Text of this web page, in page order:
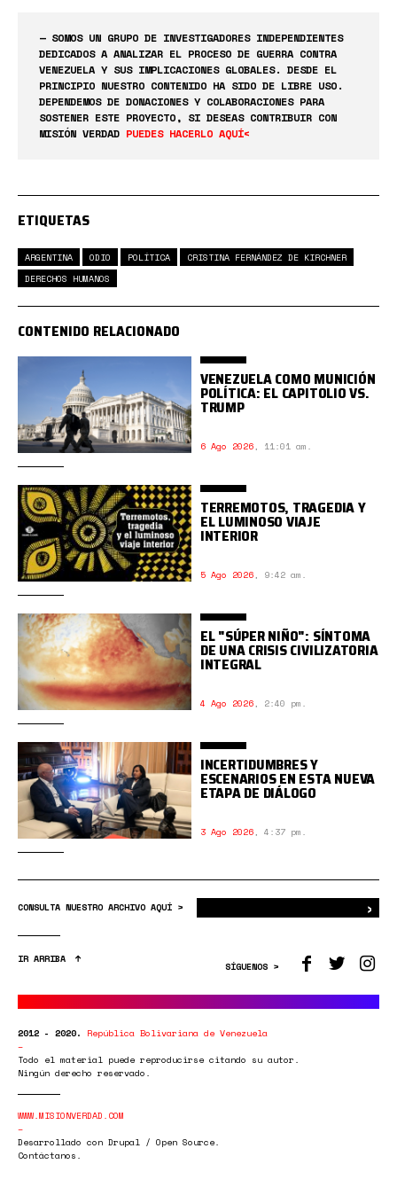
— SOMOS UN GRUPO DE INVESTIGADORES INDEPENDIENTES
DEDICADOS A ANALIZAR EL PROCESO DE GUERRA CONTRA
VENEZUELA Y SUS IMPLICACIONES GLOBALES. DESDE EL
PRINCIPIO NUESTRO CONTENIDO HA SIDO DE LIBRE USO.
DEPENDEMOS DE DONACIONES Y COLABORACIONES PARA
SOSTENER ESTE PROYECTO, SI DESEAS CONTRIBUIR CON
MISIÓN VERDAD PUEDES HACERLO AQUÍ<
ETIQUETAS
ARGENTINA ODIO POLÍTICA
CRISTINA FERNÁNDEZ DE KIRCHNER
DERECHOS HUMANOS
CONTENIDO RELACIONADO
VENEZUELA COMO MUNICIÓN
POLÍTICA: EL CAPITOLIO VS.
TRUMP
6 Ago 2026, 11:01 am.
TERREMOTOS, TRAGEDIA Y
EL LUMINOSO VIAJE
INTERIOR
5 Ago 2026, 9:42 am.
EL "SÚPER NIÑO": SÍNTOMA
DE UNA CRISIS CIVILIZATORIA
INTEGRAL
4 Ago 2026, 2:40 pm.
INCERTIDUMBRES Y
ESCENARIOS EN ESTA NUEVA
ETAPA DE DIÁLOGO
3 Ago 2026, 4:37 pm.
CONSULTA NUESTRO ARCHIVO AQUÍ > ›
IR ARRIBA
SÍGUENOS >
2012 - 2020. República Bolivariana de Venezuela
Todo el material puede reproducirse citando su autor.
Ningún derecho reservado.
WWW.MISIONVERDAD.COM
Desarrollado con Drupal / Open Source.
Contáctanos.